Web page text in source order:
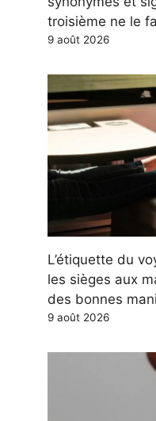
troisième ne le
9 août 2026
L’étiquette du
les sièges aux
des bonnes
9 août 2026